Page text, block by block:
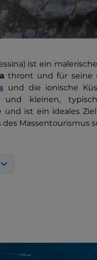
ist ein
thront und für seine
und die ionische
und kleinen,
ist ein ideales
Massentourismus